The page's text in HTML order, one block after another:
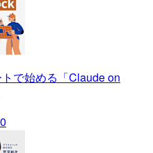
で始める「Claude on